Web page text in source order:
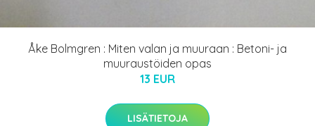
Åke Bolmgren : Miten valan ja muuraan : Betoni- ja
muuraustöiden opas
13 EUR
LISÄTIETOJA